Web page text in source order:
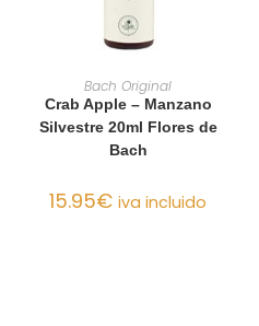
AÑADIR AL CARRITO
Bach Original
Crab Apple – Manzano
Silvestre 20ml Flores de
Bach
15.95€ iva incluido